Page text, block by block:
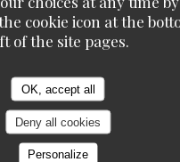
cookie icon at the
of the site pages.
OK, accept all
Deny all cookies
Personalize
FOOD: 5/5 VALUE:
! Nous sommes très
passage au
sont une belle
À très bientôt pour